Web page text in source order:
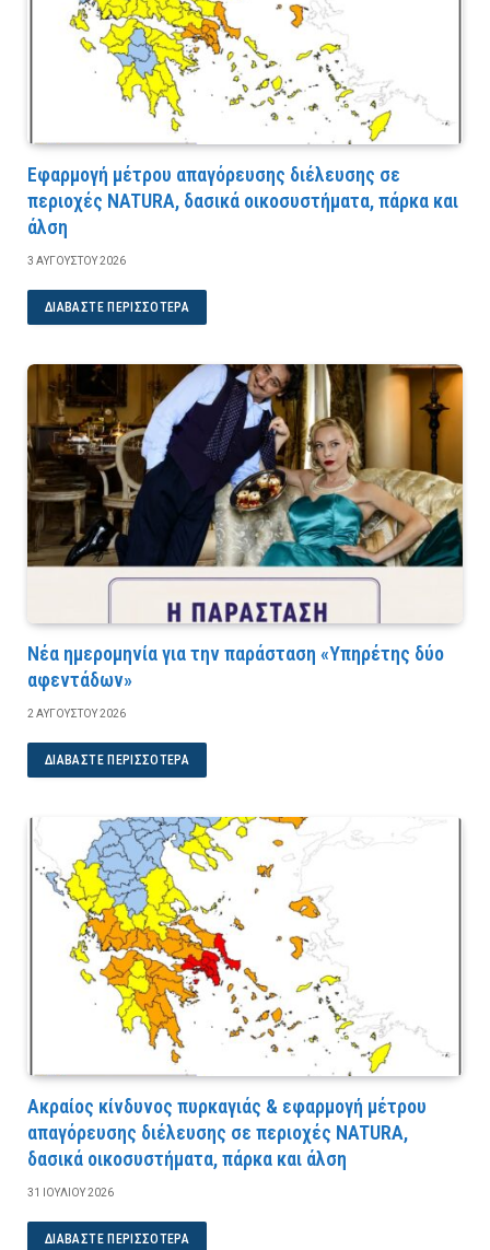
Εφαρμογή μέτρου απαγόρευσης διέλευσης σε
περιοχές NATURA, δασικά οικοσυστήματα, πάρκα και
άλση
3 ΑΥΓΟΎΣΤΟΥ 2026
ΔΙΑΒΆΣΤΕ ΠΕΡΙΣΣΌΤΕΡΑ
Νέα ημερομηνία για την παράσταση «Υπηρέτης δύο
αφεντάδων»
2 ΑΥΓΟΎΣΤΟΥ 2026
ΔΙΑΒΆΣΤΕ ΠΕΡΙΣΣΌΤΕΡΑ
Ακραίος κίνδυνος πυρκαγιάς & εφαρμογή μέτρου
απαγόρευσης διέλευσης σε περιοχές NATURA,
δασικά οικοσυστήματα, πάρκα και άλση
31 ΙΟΥΛΊΟΥ 2026
ΔΙΑΒΆΣΤΕ ΠΕΡΙΣΣΌΤΕΡΑ